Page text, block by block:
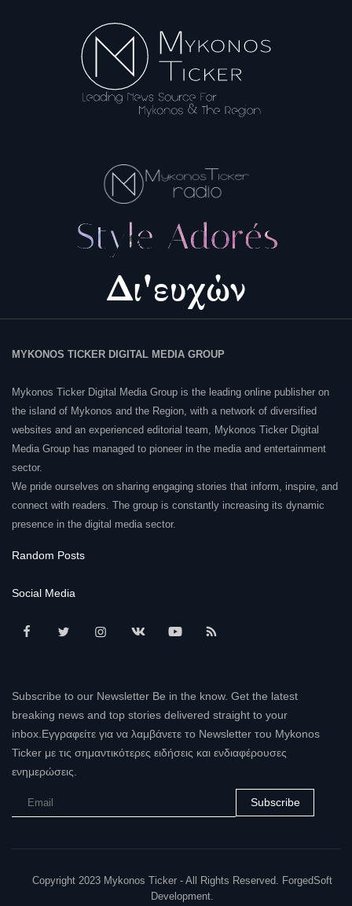
MYKONOS TICKER DIGITAL MEDIA GROUP
Mykonos Ticker Digital Media Group is the leading online publisher on
the island of Mykonos and the Region, with a network of diversified
websites and an experienced editorial team, Mykonos Ticker Digital
Media Group has managed to pioneer in the media and entertainment
sector.
We pride ourselves on sharing engaging stories that inform, inspire, and
connect with readers. The group is constantly increasing its dynamic
presence in the digital media sector.
Random Posts
Social Media
Subscribe to our Newsletter Be in the know. Get the latest
breaking news and top stories delivered straight to your
inbox.Εγγραφείτε για να λαμβάνετε το Newsletter του Mykonos
Ticker με τις σημαντικότερες ειδήσεις και ενδιαφέρουσες
ενημερώσεις.
Subscribe
Copyright 2023 Mykonos Ticker - All Rights Reserved. ForgedSoft
Development.